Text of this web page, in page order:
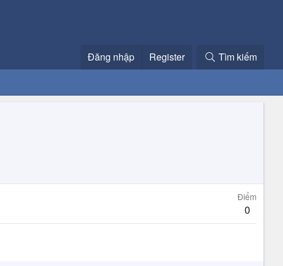
Đăng nhập Register Tìm kiếm
Điểm
0